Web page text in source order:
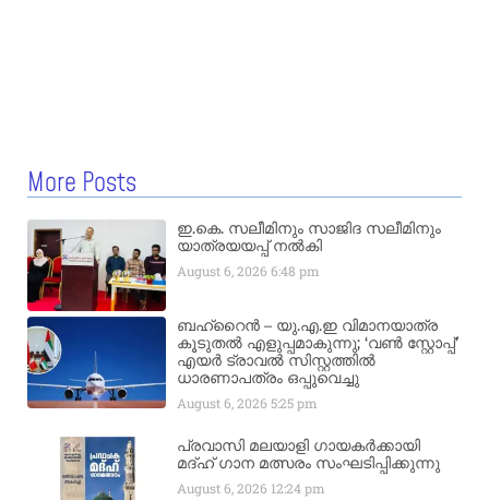
More Posts
ഇ.കെ. സലീമിനും സാജിദ സലീമിനും
യാത്രയയപ്പ് നൽകി
August 6, 20266:48 pm
ബഹ്‌റൈൻ – യു.എ.ഇ വിമാനയാത്ര
കൂടുതൽ എളുപ്പമാകുന്നു; ‘വൺ സ്റ്റോപ്പ്’
എയർ ട്രാവൽ സിസ്റ്റത്തിൽ
ധാരണാപത്രം ഒപ്പുവെച്ചു
August 6, 20265:25 pm
പ്രവാസി മലയാളി ഗായകർക്കായി
മദ്ഹ് ഗാന മത്സരം സംഘടിപ്പിക്കുന്നു
August 6, 2026 12:24 pm